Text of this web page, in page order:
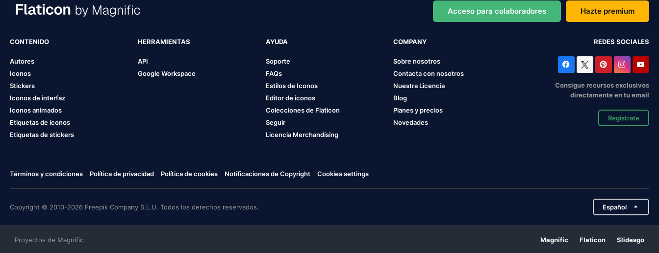
Acceso para colaboradores Hazte premium
CONTENIDO
Autores
Iconos
Stickers
Iconos de interfaz
Iconos animados
Etiquetas de iconos
Etiquetas de stickers
HERRAMIENTAS
API
Google Workspace
AYUDA
Soporte
FAQs
Estilos de Iconos
Editor de iconos
Colecciones de Flaticon
Seguir
Licencia Merchandising
COMPANY
Sobre nosotros
Contacta con nosotros
Nuestra Licencia
Blog
Planes y precios
Novedades
REDES SOCIALES
Consigue recursos exclusivos
directamente en tu email
Regístrate
Términos y condiciones Política de privacidad Política de cookies Notificaciones de Copyright Cookies settings
Copyright © 2010-2026 Freepik Company S.L.U. Todos los derechos reservados. Español
Proyectos de Magnific Magnific Flaticon Slidesgo